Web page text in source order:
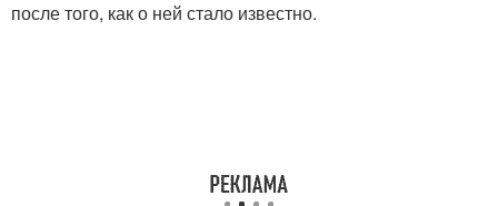
после того, как о ней стало известно.